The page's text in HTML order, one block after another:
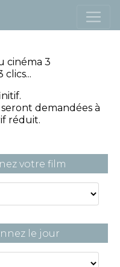
cinéma 3
demandées à
réduit.
votre film
le jour